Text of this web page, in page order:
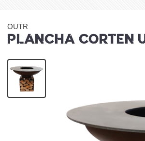
OUTR
PLANCHA CORTEN